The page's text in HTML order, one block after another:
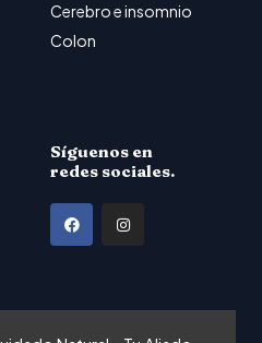
Cerebro e insomnio
Colon
Síguenos en
redes sociales.
F
a
I